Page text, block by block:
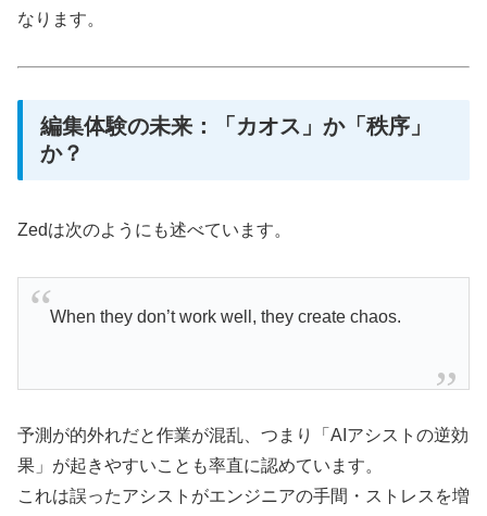
なります。
編集体験の未来：「カオス」か「秩序」
か？
Zedは次のようにも述べています。
When they don’t work well, they create chaos.
予測が的外れだと作業が混乱、つまり「AIアシストの逆効
果」が起きやすいことも率直に認めています。
これは誤ったアシストがエンジニアの手間・ストレスを増